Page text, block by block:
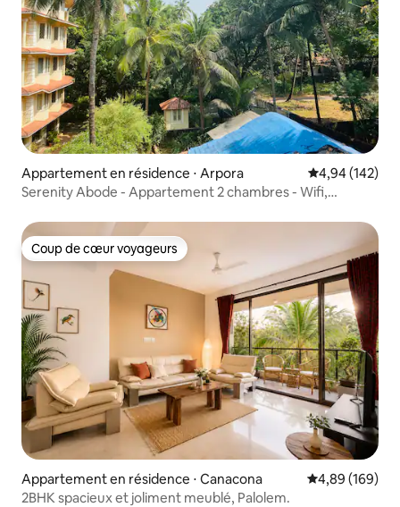
Appartement en résidence ⋅ Arpora Évaluation
4,94 (142)
Serenity Abode - Appartement 2 chambres - Wifi,
Coup de cœur voyageurs
Coup de cœur voyageurs
Appartement en résidence ⋅ Canacona Évaluation
4,89 (169)
2BHK spacieux et joliment meublé, Palolem.